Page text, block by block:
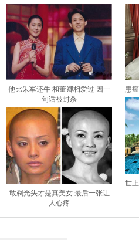
他比朱军还牛 和董卿相爱过 因一
句话被封杀
敢剃光头才是真美女 最后一张让
人心疼
患
世